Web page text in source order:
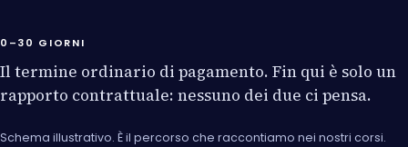
0–30 GIORNI
Il termine ordinario di pagamento. Fin qui è solo un
rapporto contrattuale: nessuno dei due ci pensa.
Schema illustrativo. È il percorso che raccontiamo nei nostri corsi.